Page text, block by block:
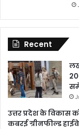
Recent
उत्तर प्रदेश के विकास
कबरई ग्रीनफील्ड